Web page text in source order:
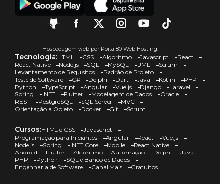
Hospedagem web por Porta 80 Web Hosting.
Tecnologia:HTML CSS Algoritmo Javascript
React
React Native
Node.js SQL MySQL UML
Scrum
Levantamento de Requisitos
Padrão de Projeto
Teste de Software
C# Delphi Dart Java Kotlin
PHP
Python
TypeScript Angular Vue.js Django
Laravel
Spring
.NET Flutter Modelagem de Dados
Oracle
REST
PostgreSQL SQL Server
MVC
Orientação a Objeto
Docker Git Scrum
Cursos:HTML e CSS
Javascript
Programação para Iniciantes
Angular React
Vue.js
Node.js
Spring .NET Core Mobile
React Native
Android
Flutter Algoritmo Automação Delphi
Java
PHP
Python
SQL e Banco de Dados
Engenharia de Software
Canal Mais Gratuitos